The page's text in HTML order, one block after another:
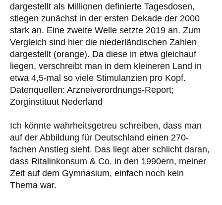
dargestellt als Millionen definierte Tagesdosen,
stiegen zunächst in der ersten Dekade der 2000
stark an. Eine zweite Welle setzte 2019 an. Zum
Vergleich sind hier die niederländischen Zahlen
dargestellt (orange). Da diese in etwa gleichauf
liegen, verschreibt man in dem kleineren Land in
etwa 4,5-mal so viele Stimulanzien pro Kopf.
Datenquellen: Arzneiverordnungs-Report;
Zorginstituut Nederland
Ich könnte wahrheitsgetreu schreiben, dass man
auf der Abbildung für Deutschland einen 270-
fachen Anstieg sieht. Das liegt aber schlicht daran,
dass Ritalinkonsum & Co. in den 1990ern, meiner
Zeit auf dem Gymnasium, einfach noch kein
Thema war.